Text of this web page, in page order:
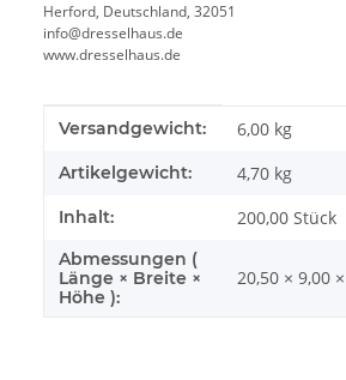
Herford, Deutschland, 32051
info@dresselhaus.de
www.dresselhaus.de
Produkteigenschaft
Wert
Versandgewicht: 6,00 kg
Artikelgewicht: 4,70 kg
Inhalt: 200,00 Stück
Abmessungen (
Länge × Breite ×
Höhe ):
20,50 × 9,00